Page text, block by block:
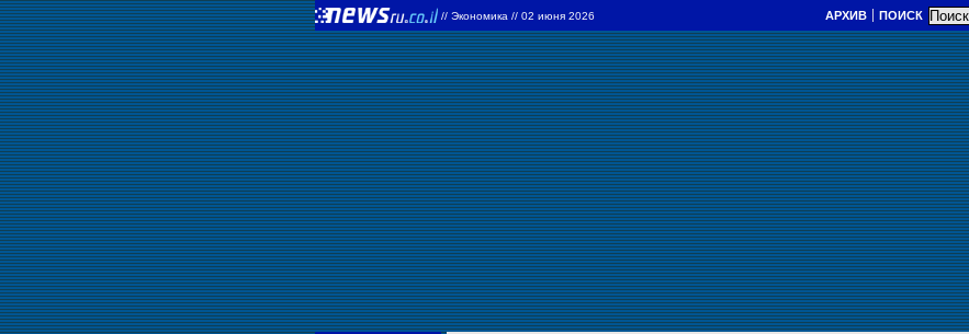
// Экономика // 02 июня 2026 АРХИВ ПОИСК